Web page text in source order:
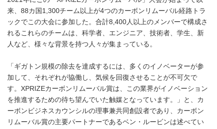
来、88カ国1,300チーム以上が4つのカーボンリムーバル経路トラ
ックでこの大会に参加した。合計8,400人以上のメンバーで構成さ
れるこれらのチームは、科学者、エンジニア、技術者、学生、新
人など、様々な背景を持つ人々が集まっている。
「ギガトン規模の除去を達成するには、多くのイノベーターが参
加して、それぞれが協働し、気候を回復させることが不可欠で
す。XPRIZEカーボンリムーバル賞は、この業界がイノベーション
を推進するための待ち望んでいた触媒となっています。」と、カ
ーボンビジネスカウンシルの理事兼共同創設者であり、カーボン
リムーバル賞の主要パートナーであるベン・ルービンは述べてい